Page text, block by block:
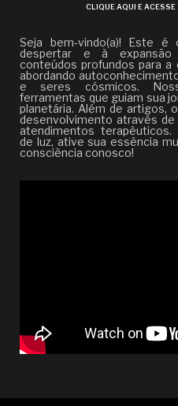
CLIQUE AQUI E
Seja bem-vindo(a)! Este
despertar e à expansão
conteúdos profundos para a
abordando
e seres cósmicos.
ferramentas que guiam sua
planetária. Além de artigos,
desenvolvimento através
atendimentos
de luz, ative sua essência
consciência conosco!